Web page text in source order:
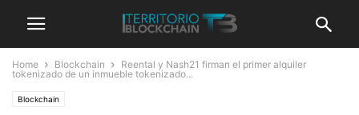
Home Blockchain
Reental y Nash21 firman el primer alquiler
tokenizado de un inmueble tokenizado...
Blockchain